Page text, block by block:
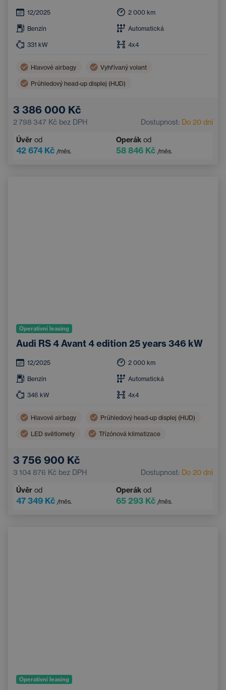
12/2025 2 000 km
Benzín Automatická
331 kW 4x4
Hlavové airbagy Vyhřívaný volant
Průhledový head-up displej (HUD)
Třízónová klimatizace
Ambientní osvětlení Bluetooth Tažné zařízení
3 386 000 Kč
2 798 347 Kč bez DPH Dostupnost: Do 20 dní
Úvěr od
42 674 Kč /měs.
Operák od
58 846 Kč /měs.
Operativní leasing
Audi RS 4 Avant 4 edition 25 years 346 kW
12/2025 2 000 km
Benzín Automatická
346 kW 4x4
Hlavové airbagy Průhledový head-up displej (HUD)
LED světlomety Třízónová klimatizace
El. sklopná vnější zrcátka
Sportovní volant
3 756 900 Kč
3 104 876 Kč bez DPH Dostupnost: Do 20 dní
Úvěr od
47 349 Kč /měs.
Operák od
65 293 Kč /měs.
Operativní leasing